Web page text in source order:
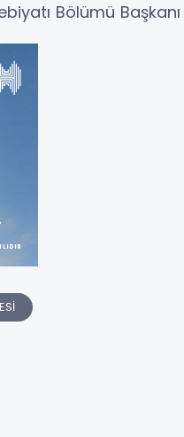
Bölümü Başkanı